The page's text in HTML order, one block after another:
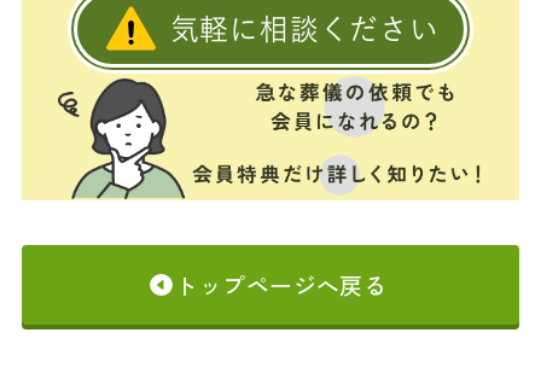
気軽に相談ください
トップページへ戻る